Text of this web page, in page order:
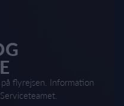
flyrejsen. Information